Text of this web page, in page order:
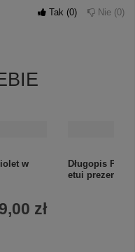
Tak 0 Nie 0
w
zł
Długopis
etui